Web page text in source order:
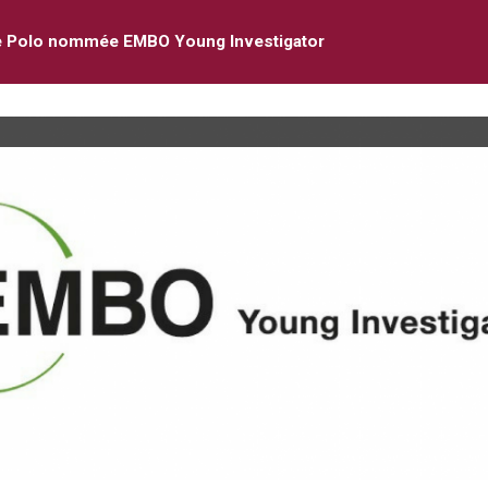
Polo nommée EMBO Young Investigator